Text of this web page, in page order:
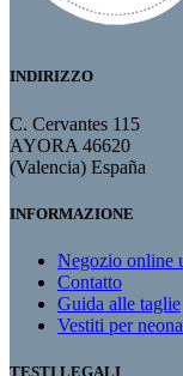
INDIRIZZO
C. Cervantes 115
AYORA 46620
(Valencia) España
INFORMAZIONE
Negozio online
Contatto
Guida alle taglie
Vestiti per
TESTI LEGALI